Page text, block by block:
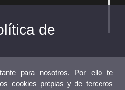
elegir un postgrado propio de la
de València?
de
para nosotros. Por ello te
cookies propias y de terceros